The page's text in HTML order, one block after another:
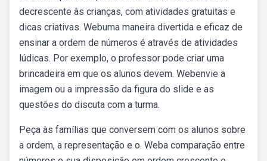
decrescente às crianças, com atividades gratuitas e
dicas criativas. Webuma maneira divertida e eficaz de
ensinar a ordem de números é através de atividades
lúdicas. Por exemplo, o professor pode criar uma
brincadeira em que os alunos devem. Webenvie a
imagem ou a impressão da figura do slide e as
questões do discuta com a turma.
Peça às famílias que conversem com os alunos sobre
a ordem, a representação e o. Weba comparação entre